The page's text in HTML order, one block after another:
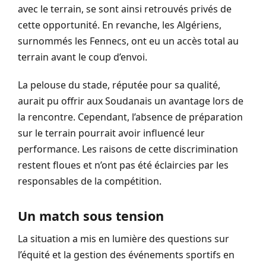
avec le terrain, se sont ainsi retrouvés privés de
cette opportunité. En revanche, les Algériens,
surnommés les Fennecs, ont eu un accès total au
terrain avant le coup d’envoi.
La pelouse du stade, réputée pour sa qualité,
aurait pu offrir aux Soudanais un avantage lors de
la rencontre. Cependant, l’absence de préparation
sur le terrain pourrait avoir influencé leur
performance. Les raisons de cette discrimination
restent floues et n’ont pas été éclaircies par les
responsables de la compétition.
Un match sous tension
La situation a mis en lumière des questions sur
l’équité et la gestion des événements sportifs en